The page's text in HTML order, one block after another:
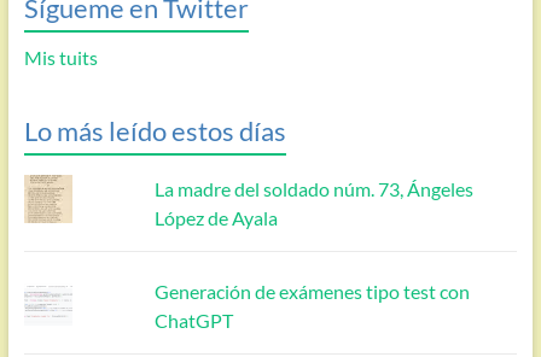
Sígueme en Twitter
Mis tuits
Lo más leído estos días
La madre del soldado núm. 73, Ángeles
López de Ayala
Generación de exámenes tipo test con
ChatGPT